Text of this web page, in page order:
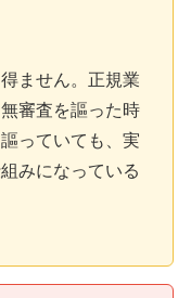
ません。正規業
審査を謳った時
っていても、実
みになっている